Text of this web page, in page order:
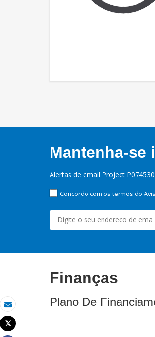
Email
Imprimir
Tweet
Mantenha-se
Alertas de email Project P074530
Concordo com os termos do
Finanças
Plano De